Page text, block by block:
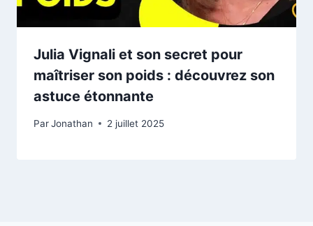
Julia Vignali et son secret pour
maîtriser son poids : découvrez son
astuce étonnante
ParJonathan 2 juillet 2025